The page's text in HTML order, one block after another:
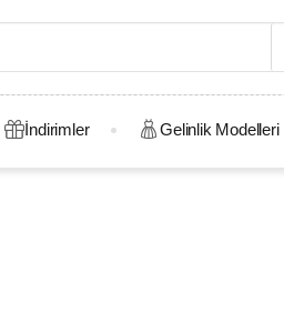
İndirimler Gelinlik Modelleri